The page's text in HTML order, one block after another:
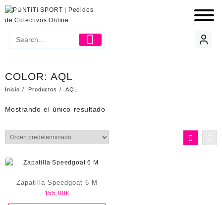
COLOR: AQL
Inicio Productos AQL
Mostrando el único resultado
Zapatilla Speedgoat 6 M
155,00€